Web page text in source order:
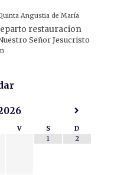
Angustia de María
restauracion
Señor Jesucristo
V S
D
1
2